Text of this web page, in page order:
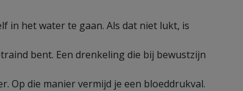
in het water te gaan. Als dat niet lukt, is
bent. Een drenkeling die bij bewustzijn
Op die manier vermijd je een bloeddrukval.